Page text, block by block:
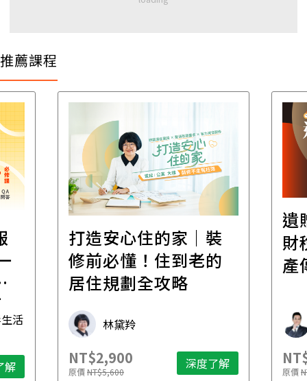
推薦課程
活
解
打造安心住的家｜裝
修前必懂！住到老的
居住規劃全攻略
林黛羚
NT$2,900
原價NT$5,600 深度了解
遺
財
產
原價